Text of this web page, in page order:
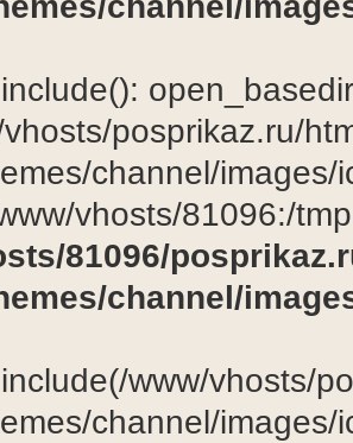
posprikaz.ru/
channel/
vhosts/81096:/
81096/
channel/
www/vhosts/
channel/